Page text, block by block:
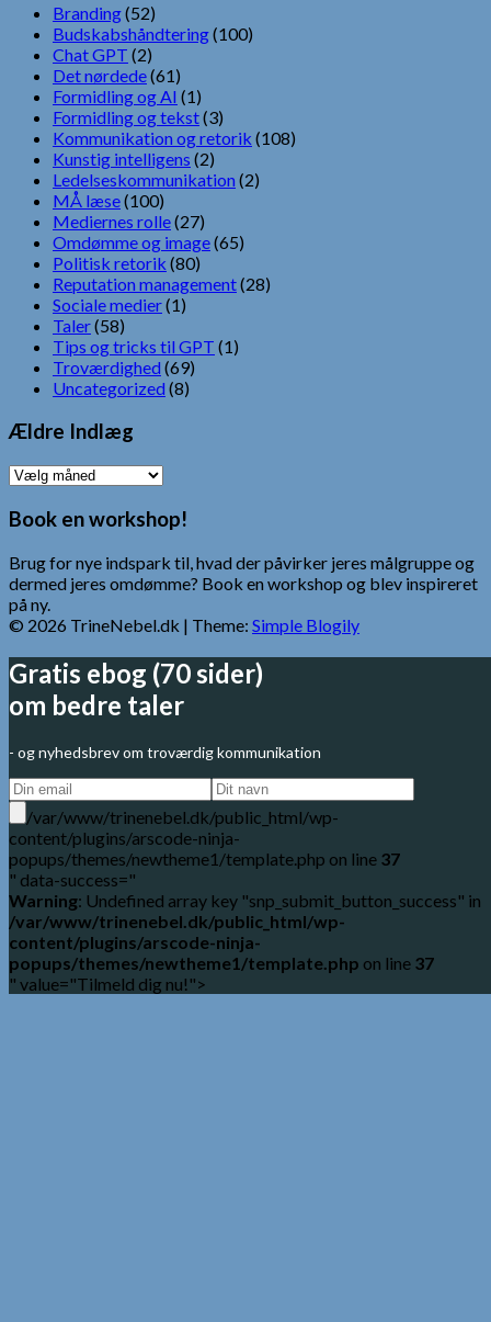
Branding(52)
Budskabshåndtering(100)
Chat GPT (2)
Det nørdede(61)
Formidling og AI (1)
Formidling og tekst(3)
Kommunikation og retorik (108)
Kunstig intelligens (2)
Ledelseskommunikation (2)
MÅ læse(100)
Mediernes rolle(27)
Omdømme og image(65)
Politisk retorik (80)
Reputation management(28)
Sociale medier(1)
Taler(58)
Tips og tricks til GPT (1)
Troværdighed (69)
Uncategorized (8)
Ældre Indlæg
Ældre
Book en workshop!
Brug for nye indspark til, hvad der påvirker jeres målgruppe og
dermed jeres omdømme? Book en workshop og blev inspireret
på ny.
© 2026 TrineNebel.dk | Theme: Simple Blogily
Gratis ebog (70 sider)
om bedre taler
- og nyhedsbrev om troværdig kommunikation
/var/www/trinenebel.dk/public_html/wp-
content/plugins/arscode-ninja-
popups/themes/newtheme1/template.php on line 37
" data-success="
Warning: Undefined array key "snp_submit_button_success" in
/var/www/trinenebel.dk/public_html/wp-
content/plugins/arscode-ninja-
popups/themes/newtheme1/template.php on line 37
" value="Tilmeld dig nu!">